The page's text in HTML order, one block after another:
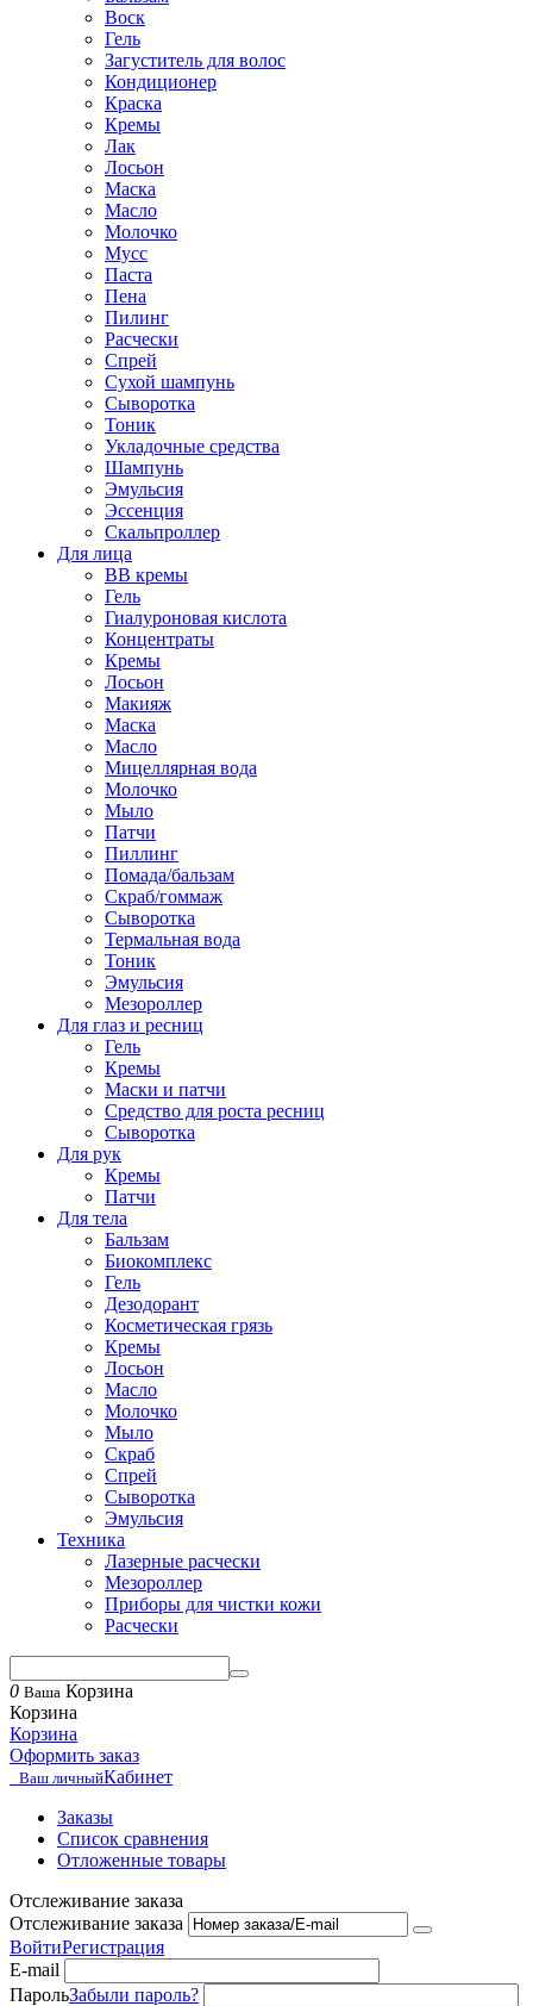
Воск
Гель
Загуститель для волос
Кондиционер
Краска
Кремы
Лак
Лосьон
Маска
Масло
Молочко
Мусс
Паста
Пена
Пилинг
Расчески
Спрей
Сухой шампунь
Сыворотка
Тоник
Укладочные средства
Шампунь
Эмульсия
Эссенция
Скальпроллер
Для лица
BB кремы
Гель
Гиалуроновая кислота
Концентраты
Кремы
Лосьон
Макияж
Маска
Масло
Мицеллярная вода
Молочко
Мыло
Патчи
Пиллинг
Помада/бальзам
Скраб/гоммаж
Сыворотка
Термальная вода
Тоник
Эмульсия
Мезороллер
Для глаз и ресниц
Гель
Кремы
Маски и патчи
Средство для роста ресниц
Сыворотка
Для рук
Кремы
Патчи
Для тела
Бальзам
Биокомплекс
Гель
Дезодорант
Косметическая грязь
Кремы
Лосьон
Масло
Молочко
Мыло
Скраб
Спрей
Сыворотка
Эмульсия
Техника
Лазерные расчески
Мезороллер
Приборы для чистки кожи
Расчески
0 Ваша Корзина
Корзина
Корзина
Оформить заказ
Ваш личныйКабинет
Заказы
Список сравнения
Отложенные товары
Отслеживание заказа
Отслеживание заказа
ВойтиРегистрация
E-mail
ПарольЗабыли пароль?